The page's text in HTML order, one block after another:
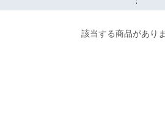
該当する商品があり